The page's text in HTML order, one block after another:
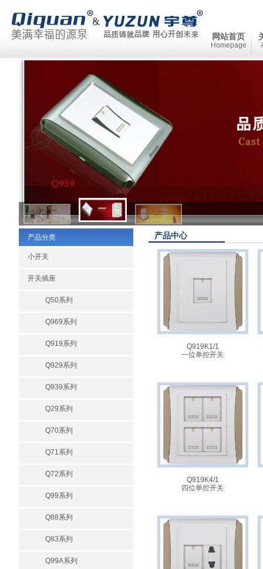
网站首页
Homepage
产品分类
小开关
开关插座
Q50系列
Q969系列
Q919系列
Q929系列
Q939系列
Q29系列
Q70系列
Q71系列
Q72系列
Q99系列
Q88系列
Q83系列
Q99A系列
产品中心
Q919K1/1
一位单控开关
Q919K4/1
四位单控开关